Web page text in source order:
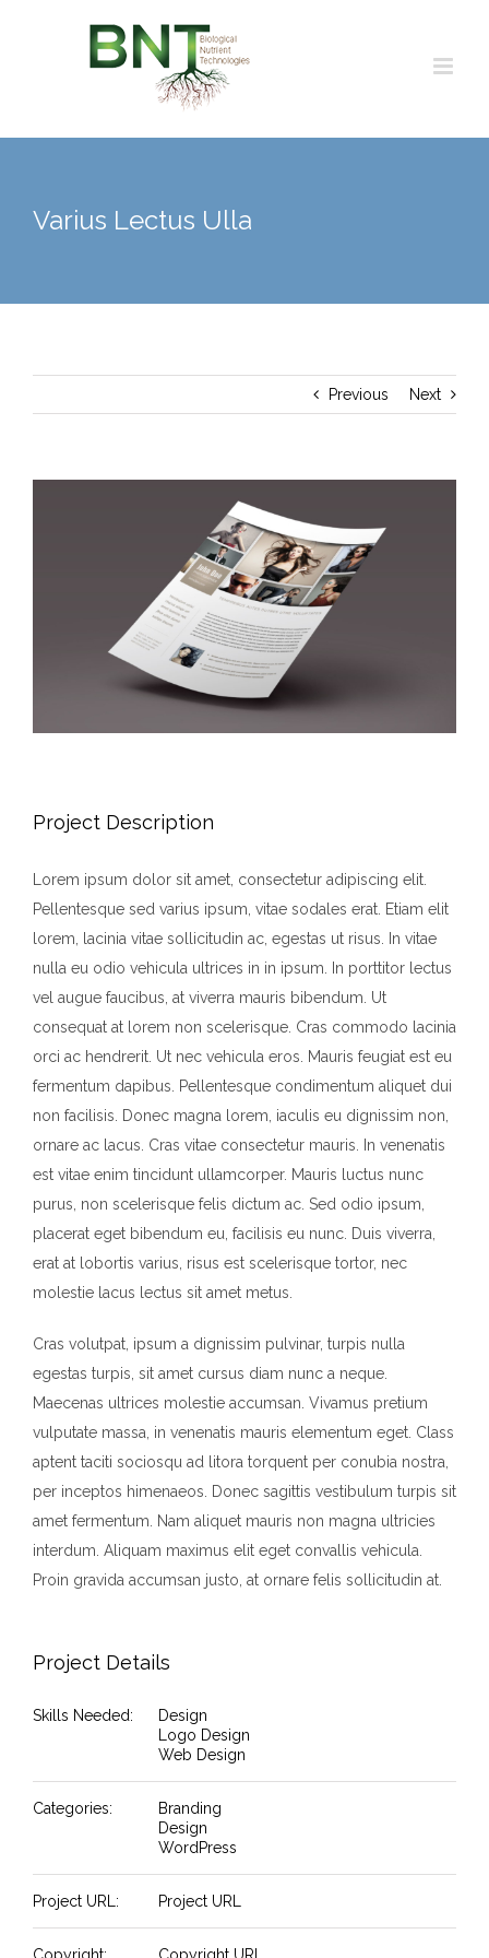
Varius Lectus Ulla
Previous Next
Project Description
Lorem ipsum dolor sit amet, consectetur adipiscing elit.
Pellentesque sed varius ipsum, vitae sodales erat. Etiam elit
lorem, lacinia vitae sollicitudin ac, egestas ut risus. In vitae
nulla eu odio vehicula ultrices in in ipsum. In porttitor lectus
vel augue faucibus, at viverra mauris bibendum. Ut
consequat at lorem non scelerisque. Cras commodo lacinia
orci ac hendrerit. Ut nec vehicula eros. Mauris feugiat est eu
fermentum dapibus. Pellentesque condimentum aliquet dui
non facilisis. Donec magna lorem, iaculis eu dignissim non,
ornare ac lacus. Cras vitae consectetur mauris. In venenatis
est vitae enim tincidunt ullamcorper. Mauris luctus nunc
purus, non scelerisque felis dictum ac. Sed odio ipsum,
placerat eget bibendum eu, facilisis eu nunc. Duis viverra,
erat at lobortis varius, risus est scelerisque tortor, nec
molestie lacus lectus sit amet metus.
Cras volutpat, ipsum a dignissim pulvinar, turpis nulla
egestas turpis, sit amet cursus diam nunc a neque.
Maecenas ultrices molestie accumsan. Vivamus pretium
vulputate massa, in venenatis mauris elementum eget. Class
aptent taciti sociosqu ad litora torquent per conubia nostra,
per inceptos himenaeos. Donec sagittis vestibulum turpis sit
amet fermentum. Nam aliquet mauris non magna ultricies
interdum. Aliquam maximus elit eget convallis vehicula.
Proin gravida accumsan justo, at ornare felis sollicitudin at.
Project Details
Skills Needed:
Design
Logo Design
Web Design
Categories:
Branding
Design
WordPress
Project URL: Project URL